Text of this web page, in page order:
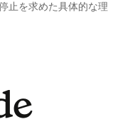
止を求めた具体的な理